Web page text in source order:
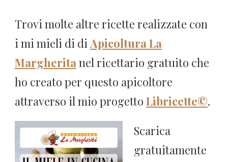
Trovi molte altre ricette realizzate con
i mi mieli di di Apicoltura La
Margherita nel ricettario gratuito che
ho creato per questo apicoltore
attraverso il mio progetto Libricette©.
Scarica
gratuitamente